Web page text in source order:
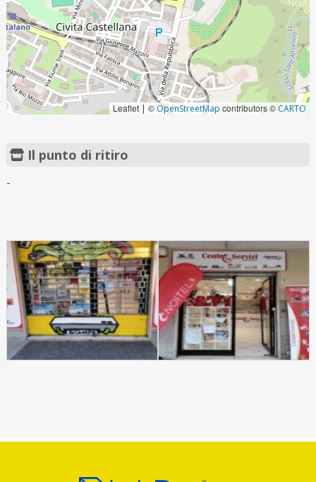
Leaflet | © OpenStreetMap contributors © CARTO
Il punto di ritiro
-